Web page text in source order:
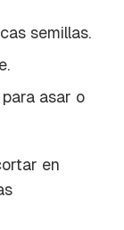
semillas.
asar o
en